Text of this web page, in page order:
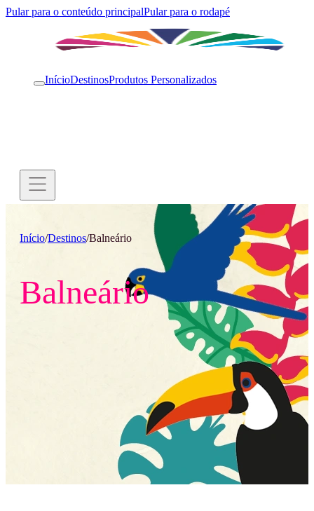
Pular para o conteúdo principalPular para o rodapé
InícioDestinosProdutos Personalizados
Início/Destinos/Balneário
Balneário